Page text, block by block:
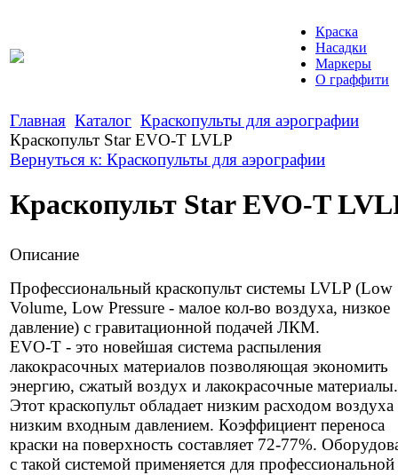
Краска
Насадки
Маркеры
О граффити
Главная Каталог Краскопульты для аэрографии
Краскопульт Star EVO-T LVLP
Вернуться к: Краскопульты для аэрографии
Краскопульт Star EVO-T
Описание
Профессиональный краскопульт системы LVLP (Low
Volume, Low Pressure - малое кол-во воздуха, низкое
давление) с гравитационной подачей ЛКМ.
EVO-T - это новейшая система распыления
лакокрасочных материалов позволяющая экономить
энергию, сжатый воздух и лакокрасочные материалы.
Этот краскопульт обладает низким расходом воздуха
низким входным давлением. Коэффициент переноса
краски на поверхность составляет 72-77%.
с такой системой применяется для профессиональной